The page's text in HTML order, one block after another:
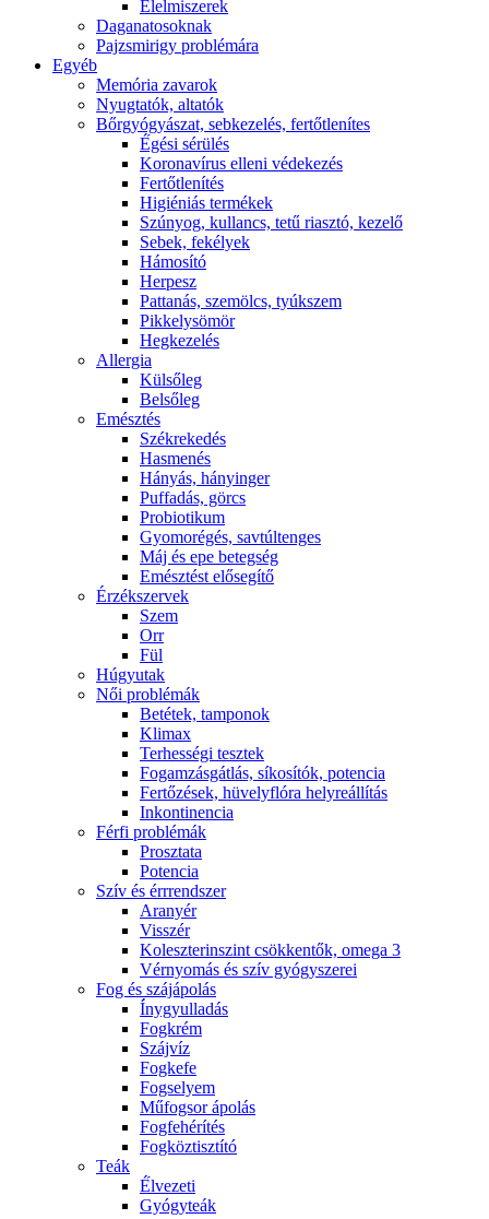
É́lelmiszerek
Daganatosoknak
Pajzsmirigy problémára
Egyéb
Memória zavarok
Nyugtatók, altatók
Bőrgyógyászat, sebkezelés, fertőtlenítes
É́gési sérülés
Koronavírus elleni védekezés
Fertőtlenítés
Higiéniás termékek
Szúnyog, kullancs, tetű riasztó, kezelő
Sebek, fekélyek
Hámosító
Herpesz
Pattanás, szemölcs, tyúkszem
Pikkelysömör
Hegkezelés
Allergia
Külsőleg
Belsőleg
Emésztés
Székrekedés
Hasmenés
Hányás, hányinger
Puffadás, görcs
Probiotikum
Gyomorégés, savtúltenges
Máj és epe betegség
Emésztést elősegítő
Érzékszervek
Szem
Orr
Fül
Húgyutak
Női problémák
Betétek, tamponok
Klimax
Terhességi tesztek
Fogamzásgátlás, síkosítók, potencia
Fertőzések, hüvelyflóra helyreállítás
Inkontinencia
Férfi problémák
Prosztata
Potencia
Szív és érrrendszer
Aranyér
Visszér
Koleszterinszint csökkentők, omega 3
Vérnyomás és szív gyógyszerei
Fog és szájápolás
Í́nygyulladás
Fogkrém
Szájvíz
Fogkefe
Fogselyem
Műfogsor ápolás
Fogfehérítés
Fogköztisztító
Teák
É́lvezeti
Gyógyteák